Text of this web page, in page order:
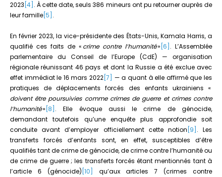
2023 [4] . À cette date, seuls 386 mineurs ont pu retourner auprès de
leur famille [5] .
En février 2023, la vice-présidente des États-Unis, Kamala Harris, a
qualifié ces faits de « crime contre l’humanité» [6] . L’Assemblée
parlementaire du Conseil de l’Europe (CdE) — organisation
régionale réunissant 46 pays et dont la Russie a été exclue avec
effet immédiat le 16 mars 2022 [7]
— a quant à elle affirmé que les
pratiques de déplacements forcés des enfants ukrainiens «
doivent être poursuivies comme crimes de guerre et crimes contre
l’humanité» [8] . Elle évoque aussi le crime de génocide,
demandant toutefois qu’une enquête plus approfondie soit
conduite avant d’employer officiellement cette notion [9] . Les
transferts forcés d’enfants sont, en effet, susceptibles d’être
qualifiés tant de crime de génocide, de crime contre l’humanité ou
de crime de guerre ; les transferts forcés étant mentionnés tant à
l’article 6 (génocide) [10]
qu’aux articles 7 (crimes contre